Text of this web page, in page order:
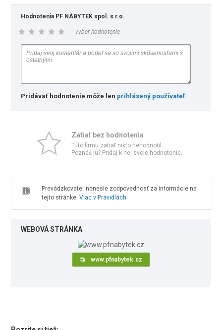
Hodnotenia PF NÁBYTEK spol. s r.o.
vyber hodnotenie
Pridávať hodnotenie môže len prihlásený používateľ.
Zatiaľ bez hodnotenia
Túto firmu zatiaľ nikto nehodnotil.
Poznáš ju? Pridaj k nej svoje hodnotenie.
Prevádzkovateľ nenesie zodpovednosť za informácie na
tejto stránke. Viac v Pravidlách
WEBOVÁ STRÁNKA
www.pfnabytek.cz